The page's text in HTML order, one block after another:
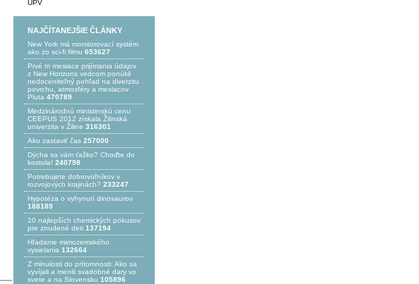
UPV
NAJČÍTANEJŠIE ČLÁNKY
New York má monitorovací systém
ako zo sci-fi filmu 653627
Prvé tri mesiace prijímania údajov
z New Horizons vedcom ponúkli
nedoceniteľný pohľad na diverzitu
povrchu, atmosféry a mesiacov
Pluta 470789
Medzinárodnú ministerskú cenu
CEEPUS 2012 získala Žilinská
univerzita v Žiline 316301
Ako zastaviť čas 257000
Dýcha sa vám ťažko? Choďte do
kostola! 240798
Potrebujet​e dobrovoľníkov v
rozvojovýc​h krajinách? 233247
Hypotéza o vyhynutí dinosaurov
188189
10 najlepších chemických pokusov
pre znudené deti 137194
Hľadanie mimozemského
vysielania 132664
Z minulosti do prítomnosti: Ako sa
vyvíjali a menili svadobné dary vo
svete a na Slovensku 105896